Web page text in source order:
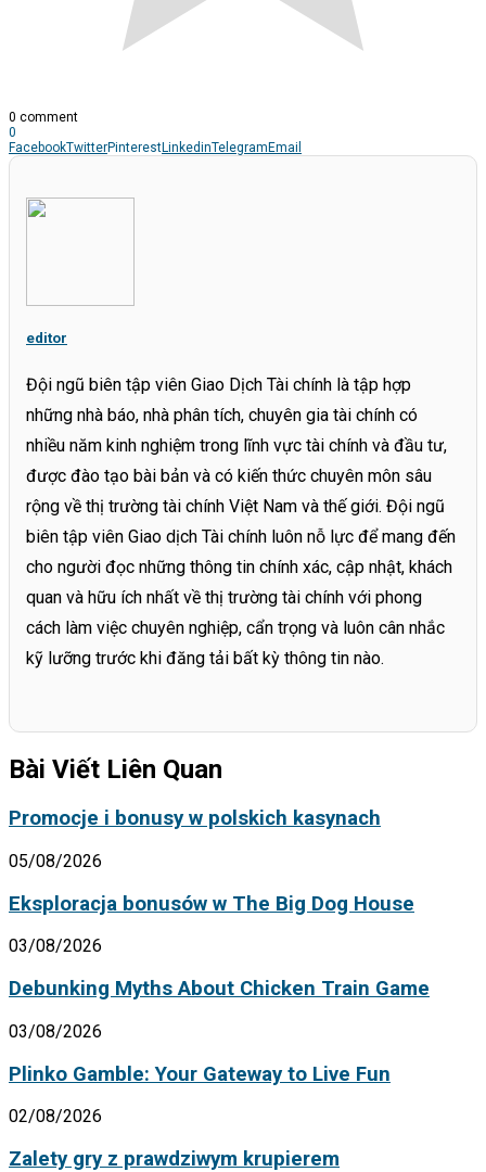
0 comment
0
FacebookTwitterPinterestLinkedinTelegram Email
editor
Đội ngũ biên tập viên Giao Dịch Tài chính là tập hợp
những nhà báo, nhà phân tích, chuyên gia tài chính có
nhiều năm kinh nghiệm trong lĩnh vực tài chính và đầu tư,
được đào tạo bài bản và có kiến thức chuyên môn sâu
rộng về thị trường tài chính Việt Nam và thế giới. Đội ngũ
biên tập viên Giao dịch Tài chính luôn nỗ lực để mang đến
cho người đọc những thông tin chính xác, cập nhật, khách
quan và hữu ích nhất về thị trường tài chính với phong
cách làm việc chuyên nghiệp, cẩn trọng và luôn cân nhắc
kỹ lưỡng trước khi đăng tải bất kỳ thông tin nào.
Bài Viết Liên Quan
Promocje i bonusy w polskich kasynach
05/08/2026
Eksploracja bonusów w The Big Dog House
03/08/2026
Debunking Myths About Chicken Train Game
03/08/2026
Plinko Gamble: Your Gateway to Live Fun
02/08/2026
Zalety gry z prawdziwym krupierem